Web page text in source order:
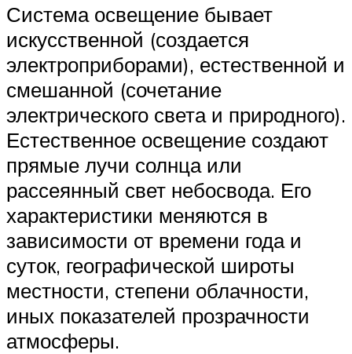
Система освещение бывает
искусственной (создается
электроприборами), естественной и
смешанной (сочетание
электрического света и природного).
Естественное освещение создают
прямые лучи солнца или
рассеянный свет небосвода. Его
характеристики меняются в
зависимости от времени года и
суток, географической широты
местности, степени облачности,
иных показателей прозрачности
атмосферы.